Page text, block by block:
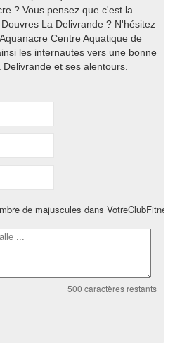
? Vous pensez que c'est la
La Delivrande ? N'hésitez
Centre Aquatique de
les internautes vers une bonne
et ses alentours.
de majuscules dans
500 caractères restants